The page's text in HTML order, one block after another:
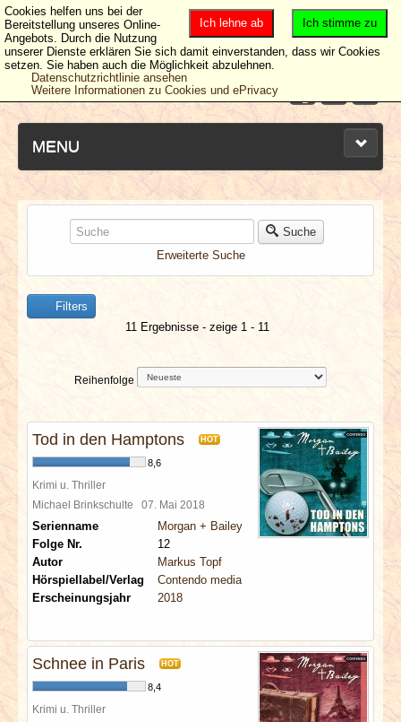
MENU
NEUESTE ARTIKEL
NEWS & DATES
BERICHTE
VERLOSUNGEN
SPECIALS
REDAKTION
LINKS
ARCHIV
Suche
Erweiterte Suche
Filters
11 Ergebnisse - zeige 1 - 11
Reihenfolge
Tod in den Hamptons HOT
8,6
Krimi u. Thriller
Michael Brinkschulte 07. Mai 2018
Serienname
Morgan + Bailey
Folge Nr.
12
Autor
Markus Topf
Hörspiellabel/Verlag
Contendo media
Erscheinungsjahr
2018
Schnee in Paris HOT
8,4
Krimi u. Thriller
Ich stimme zu
Ich lehne ab
Cookies helfen uns bei der
Bereitstellung unseres Online-
Angebots. Durch die Nutzung
unserer Dienste erklären Sie sich damit einverstanden, dass wir Cookies
setzen. Sie haben auch die Möglichkeit abzulehnen.
Datenschutzrichtlinie ansehen
Weitere Informationen zu Cookies und ePrivacy